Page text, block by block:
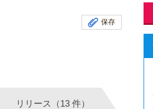
保存
リリース（13 件）